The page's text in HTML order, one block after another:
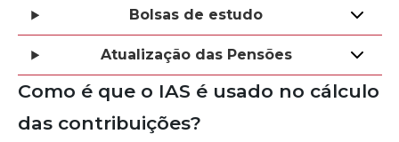
Bolsas de estudo
Atualização das Pensões
Como é que o IAS é usado no cálculo
das contribuições?